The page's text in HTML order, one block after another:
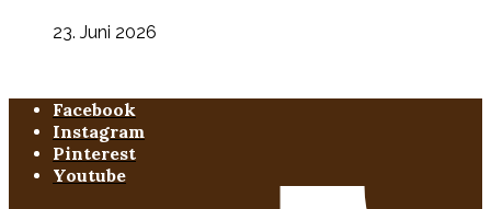
23. Juni 2026
Facebook
Instagram
Pinterest
Youtube